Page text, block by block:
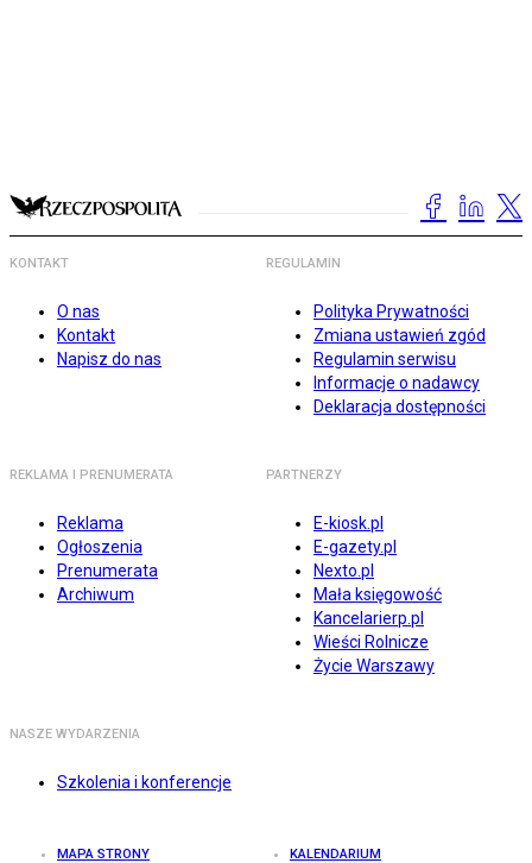
KONTAKT
O nas
Kontakt
Napisz do nas
REGULAMIN
Polityka Prywatności
Zmiana ustawień zgód
Regulamin serwisu
Informacje o nadawcy
Deklaracja dostępności
REKLAMA I PRENUMERATA
Reklama
Ogłoszenia
Prenumerata
Archiwum
PARTNERZY
E-kiosk.pl
E-gazety.pl
Nexto.pl
Mała księgowość
Kancelarierp.pl
Wieści Rolnicze
Życie Warszawy
NASZE WYDARZENIA
Szkolenia i konferencje
MAPA STRONY KALENDARIUM